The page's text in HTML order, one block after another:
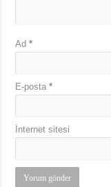
Ad*
E-posta*
İnternet sitesi